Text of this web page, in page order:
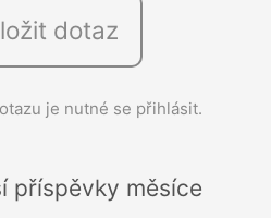
dotaz
je nutné se přihlásit.
příspěvky měsíce